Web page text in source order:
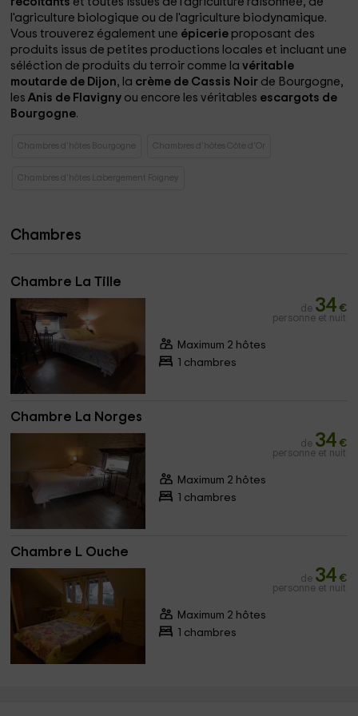
l'agriculture biologique ou de l'agriculture biodynamique.
Vous trouverez également une épicerie proposant des
produits issus de petites productions locales et incluant une
séléction de produits du terroir comme lavéritable
moutarde de Dijon, la crème de Cassis Noir de Bourgogne,
lesAnis de Flavigny ou encore les véritables escargots de
Bourgogne.
Chambres d'hôtes Bourgogne Chambres d'hôtes Côte d'Or
Chambres d'hôtes Labergement Foigney
Chambres
Chambre La Tille
de 34 €
personne et nuit
Maximum 2 hôtes
1 chambres
Chambre La Norges
de 34 €
personne et nuit
Maximum 2 hôtes
1 chambres
Chambre L Ouche
de 34 €
personne et nuit
Maximum 2 hôtes
1 chambres